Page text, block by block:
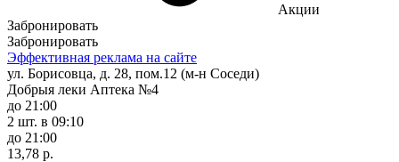
Акции
Забронировать
Забронировать
Эффективная реклама на сайте
ул. Борисовца, д. 28, пом.12 (м-н Соседи)
Добрыя леки Аптека №4
до 21:00
2 шт. в 09:10
до 21:00
13,78 р.